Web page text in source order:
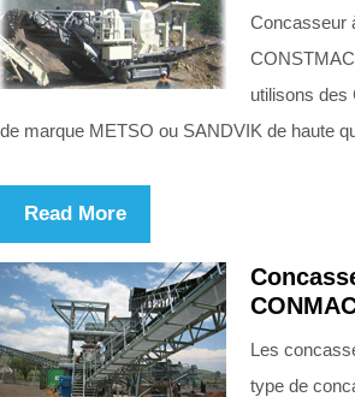
Concasseur
utilisons des
de marque METSO ou SANDVIK de haute
Read More
Les
type de